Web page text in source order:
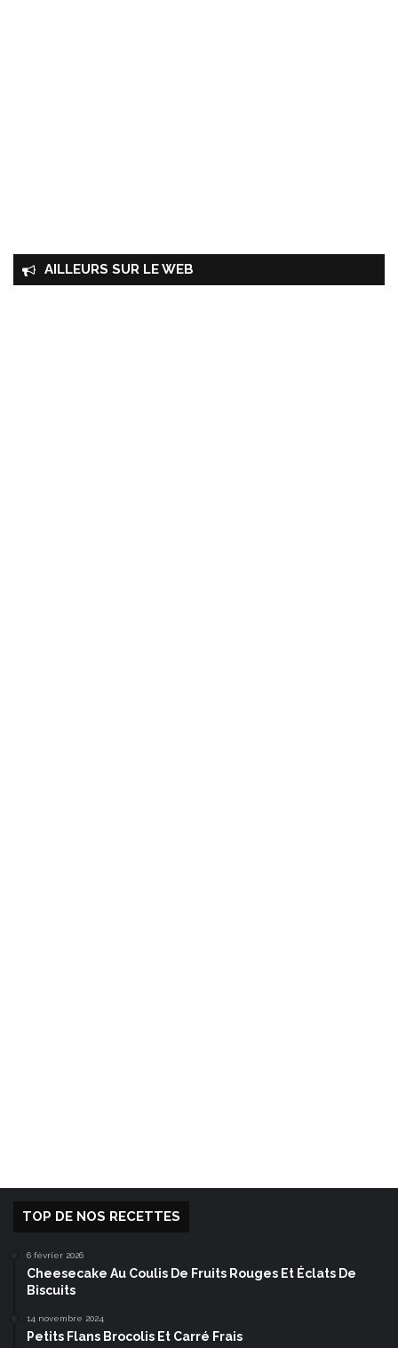
AILLEURS SUR LE WEB
TOP DE NOS RECETTES
6 février 2026
Cheesecake Au Coulis De Fruits Rouges Et Éclats De
Biscuits
14 novembre 2024
Petits Flans Brocolis Et Carré Frais